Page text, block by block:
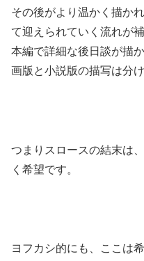
その後がより温かく描か
て迎えられていく流れが
本編で詳細な後日談が描
画版と小説版の描写は分
つまりスロースの結末は
く希望です。
ヨフカシ的にも、ここは